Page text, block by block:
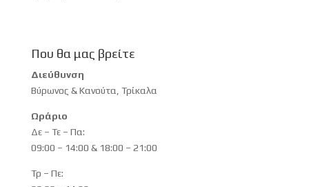
Που θα μας βρείτε
Διεύθυνση
Βύρωνος & Κανούτα, Τρίκαλα
Ωράριο
Δε – Τε – Πα:
09:00 – 14:00 & 18:00 – 21:00
Τρ – Πε: